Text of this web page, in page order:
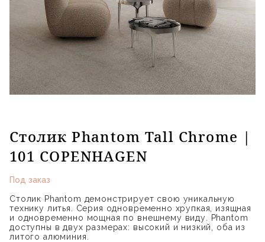
Столик Phantom Tall Chrome |
101 COPENHAGEN
Под заказ
Столик Phantom демонстрирует свою уникальную
технику литья. Серия одновременно хрупкая, изящная
и одновременно мощная по внешнему виду. Phantom
доступны в двух размерах: высокий и низкий, оба из
литого алюминия.